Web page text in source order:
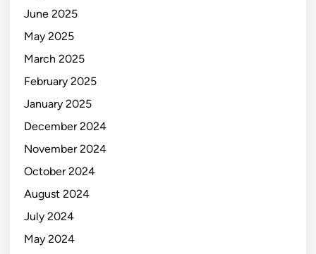
June 2025
May 2025
March 2025
February 2025
January 2025
December 2024
November 2024
October 2024
August 2024
July 2024
May 2024